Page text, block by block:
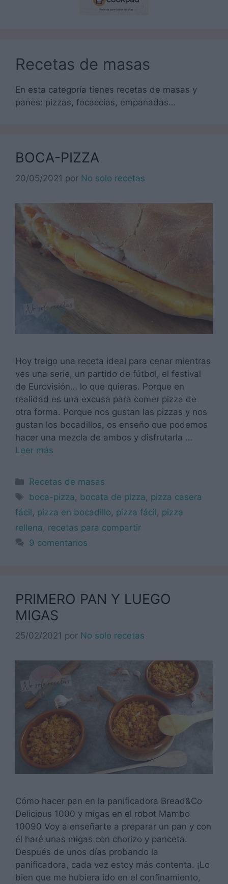
Recetas de masas
En esta categoría tienes recetas de masas y
panes: pizzas, focaccias, empanadas…
BOCA-PIZZA
20/05/2021 por No solo recetas
Hoy traigo una receta ideal para cenar mientras
ves una serie, un partido de fútbol, el festival
de Eurovisión… lo que quieras. Porque en
realidad es una excusa para comer pizza de
otra forma. Porque nos gustan las pizzas y nos
gustan los bocadillos, os enseño que podemos
hacer una mezcla de ambos y disfrutarla …
Leer más
Categorías
Recetas de masas
Etiquetas
boca-pizza , bocata de pizza , pizza casera
fácil, pizza en bocadillo, pizza fácil, pizza
rellena , recetas para compartir
9 comentarios
PRIMERO PAN Y LUEGO
MIGAS
25/02/2021 por No solo recetas
Cómo hacer pan en la panificadora Bread&Co
Delicious 1000 y migas en el robot Mambo
10090 Voy a enseñarte a preparar un pan y con
él haré unas migas con chorizo y panceta.
Después de unos días probando la
panificadora, cada vez estoy más contenta. ¡Lo
bien que me hubiera ido en el confinamiento,